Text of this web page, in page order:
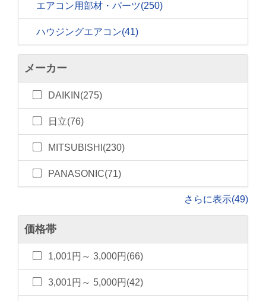
エアコン用部材・パーツ(250)
ハウジングエアコン(41)
メーカー
DAIKIN(275)
日立(76)
MITSUBISHI(230)
PANASONIC(71)
さらに表示(49)
価格帯
1,001円～ 3,000円(66)
3,001円～ 5,000円(42)